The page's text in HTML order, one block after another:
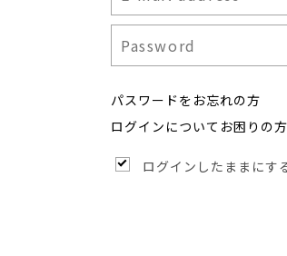
パスワードをお忘れの方
ログインについてお困りの方
ログインしたままにす